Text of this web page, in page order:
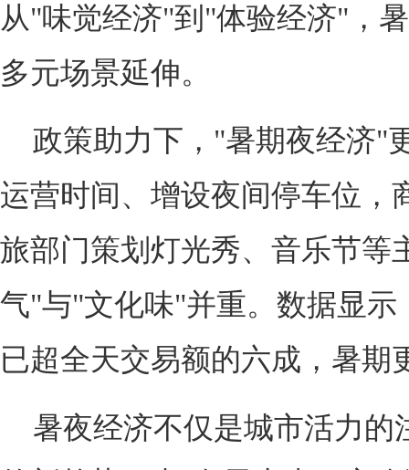
从"味觉经济"到"体验经济"，
多元场景延伸。
政策助力下，"暑期夜经济"
运营时间、增设夜间停车位，
旅部门策划灯光秀、音乐节等
气"与"文化味"并重。数据显
已超全天交易额的六成，暑期
暑夜经济不仅是城市活力的